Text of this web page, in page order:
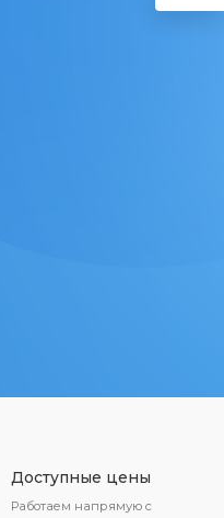
Доступные цены
Работаем напрямую с